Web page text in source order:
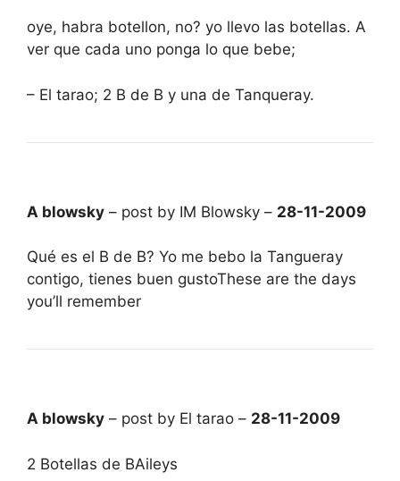
oye, habra botellon, no? yo llevo las botellas. A
ver que cada uno ponga lo que bebe;
– El tarao; 2 B de B y una de Tanqueray.
A blowsky – post by IM Blowsky – 28-11-2009
Qué es el B de B? Yo me bebo la Tangueray
contigo, tienes buen gustoThese are the days
you’ll remember
A blowsky – post by El tarao – 28-11-2009
2 Botellas de BAileys